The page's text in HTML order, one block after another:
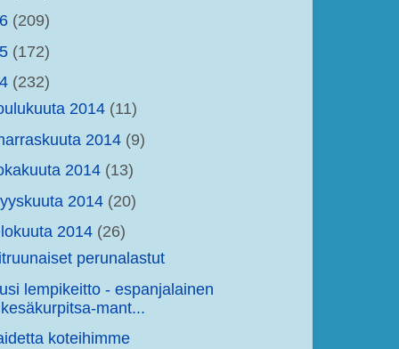
(209)
(172)
(232)
2014 (11)
2014 (9)
2014 (13)
2014 (20)
2014 (26)
perunalastut
lempikeitto - espanjalainen
kesäkurpitsa-mant...
koteihimme